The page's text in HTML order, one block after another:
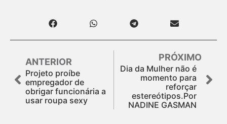
ANTERIOR
Projeto proíbe
empregador de
obrigar funcionária a
usar roupa sexy
PRÓXIMO
Dia da Mulher não é
momento para
reforçar
estereótipos.Por
NADINE GASMAN